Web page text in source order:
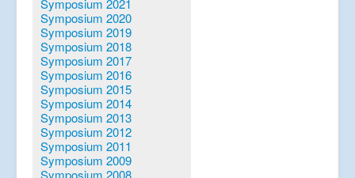
Symposium 2021
Symposium 2020
Symposium 2019
Symposium 2018
Symposium 2017
Symposium 2016
Symposium 2015
Symposium 2014
Symposium 2013
Symposium 2012
Symposium 2011
Symposium 2009
Symposium 2008